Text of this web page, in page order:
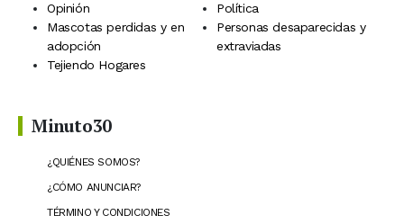
Opinión
Política
Mascotas perdidas y en
adopción
Personas desaparecidas y
extraviadas
Tejiendo Hogares
Minuto30
¿QUIÉNES SOMOS?
¿CÓMO ANUNCIAR?
TÉRMINO Y CONDICIONES